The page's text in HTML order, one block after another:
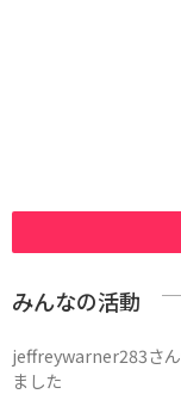
みんなの活動
jeffreywarner283さ
ました